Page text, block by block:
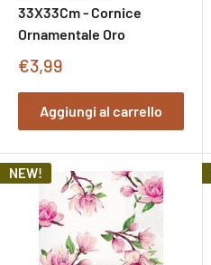
33X33Cm - Cornice
Ornamentale Oro
Prezzo
vendita
€3,99
Aggiungi al carrello
NEW!